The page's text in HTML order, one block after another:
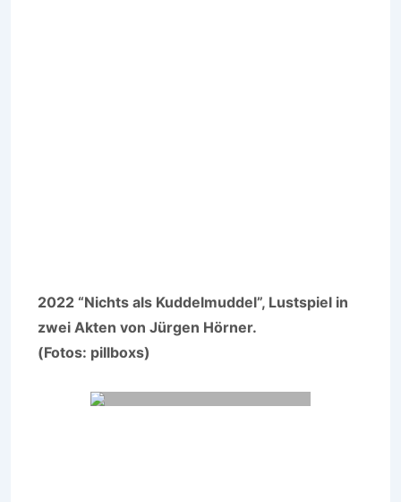
2022 “Nichts als Kuddelmuddel”, Lustspiel in
zwei Akten von Jürgen Hörner.
(Fotos: pillboxs)